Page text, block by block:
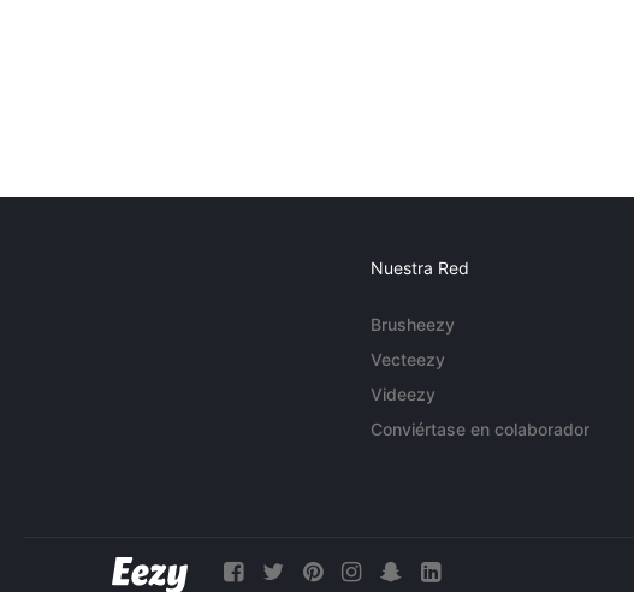
Nuestra Red
Brusheezy
Vecteezy
Videezy
Conviértase en colaborador